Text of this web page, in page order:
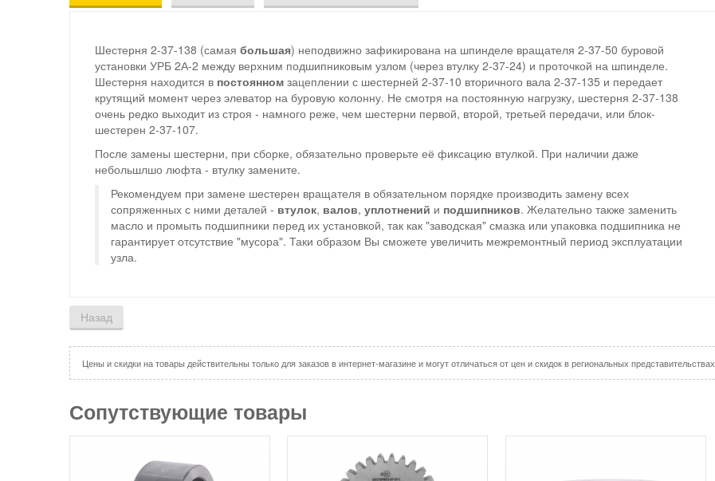
Шестерня 2-37-138 (самая большая) неподвижно зафикирована на шпинделе вращателя 2-37-50 буровой
установки УРБ 2А-2 между верхним подшипниковым узлом (через втулку 2-37-24) и проточкой на шпинделе.
Шестерня находится в постоянном зацеплении с шестерней 2-37-10 вторичного вала 2-37-135 и передает
крутящий момент через элеватор на буровую колонну. Не смотря на постоянную нагрузку, шестерня 2-37-138
очень редко выходит из строя - намного реже, чем шестерни первой, второй, третьей передачи, или блок-
шестерен 2-37-107.
После замены шестерни, при сборке, обязательно проверьте её фиксацию втулкой. При наличии даже
небольшлшо люфта - втулку замените.
Рекомендуем при замене шестерен вращателя в обязательном порядке производить замену всех
сопряженных с ними деталей - втулок, валов, уплотнений и подшипников. Желательно также заменить
масло и промыть подшипники перед их установкой, так как "заводская" смазка или упаковка подшипника не
гарантирует отсутствие "мусора". Таки образом Вы сможете увеличить межремонтный период эксплуатации
узла.
Цены и скидки на товары действительны только для заказов в интернет-магазине и могут отличаться от цен и скидок в региональных представительствах
Сопутствующие товары